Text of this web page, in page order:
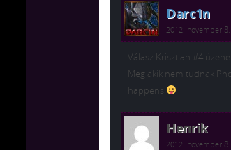
Darc1n
2012. november
Válasz Krisztian #4
Meg akik nem tudnak
happens
Henrik
2012. november